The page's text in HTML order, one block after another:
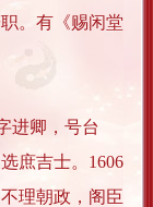
。有《赐闲堂
进卿，号台
庶吉士。1606
理朝政，阁臣